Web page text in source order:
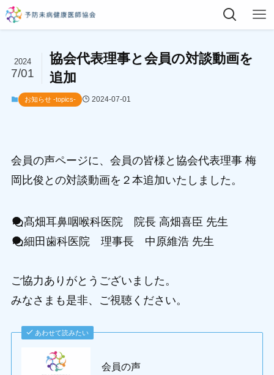
協会代表理事と会員の対談動画を
追加
2024
7/01
お知らせ -topics- 2024-07-01
会員の声ページに、会員の皆様と協会代表理事 梅
岡比俊との対談動画を２本追加いたしました。
髙畑耳鼻咽喉科医院 院長 高畑喜臣 先生
細田歯科医院 理事長 中原維浩 先生
ご協力ありがとうございました。
みなさまも是非、ご視聴ください。
あわせて読みたい
会員の声